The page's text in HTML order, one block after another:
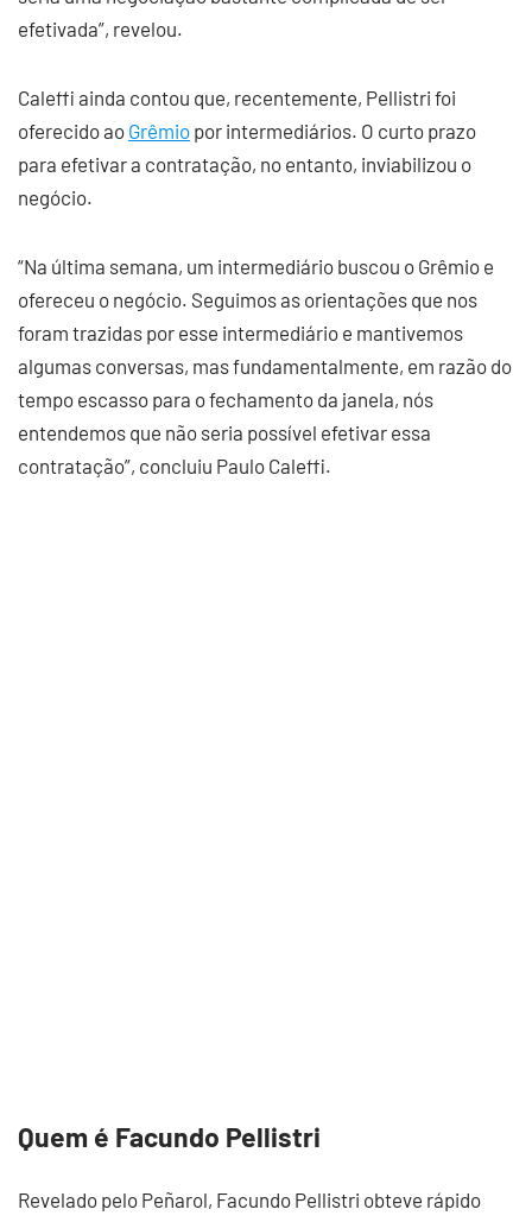
efetivada”, revelou.
Caleffi ainda contou que, recentemente, Pellistri foi
oferecido ao Grêmio por intermediários. O curto prazo
para efetivar a contratação, no entanto, inviabilizou o
negócio.
“Na última semana, um intermediário buscou o Grêmio e
ofereceu o negócio. Seguimos as orientações que nos
foram trazidas por esse intermediário e mantivemos
algumas conversas, mas fundamentalmente, em razão do
tempo escasso para o fechamento da janela, nós
entendemos que não seria possível efetivar essa
contratação”, concluiu Paulo Caleffi.
Quem é Facundo Pellistri
Revelado pelo Peñarol, Facundo Pellistri obteve rápido